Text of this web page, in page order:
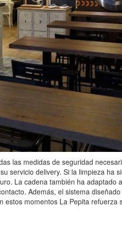
las medidas de seguridad
servicio delivery. Si la limpieza
La cadena también ha
Además, el sistema
momentos La Pepita